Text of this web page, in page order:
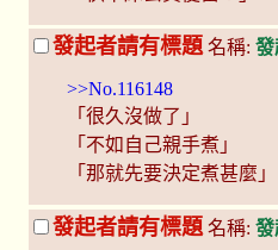
發起者請有標題名稱:
>>No.116148
「很久沒做了」
「不如自己親手煮」
「那就先要決定煮甚麼」
發起者請有標題 名稱: